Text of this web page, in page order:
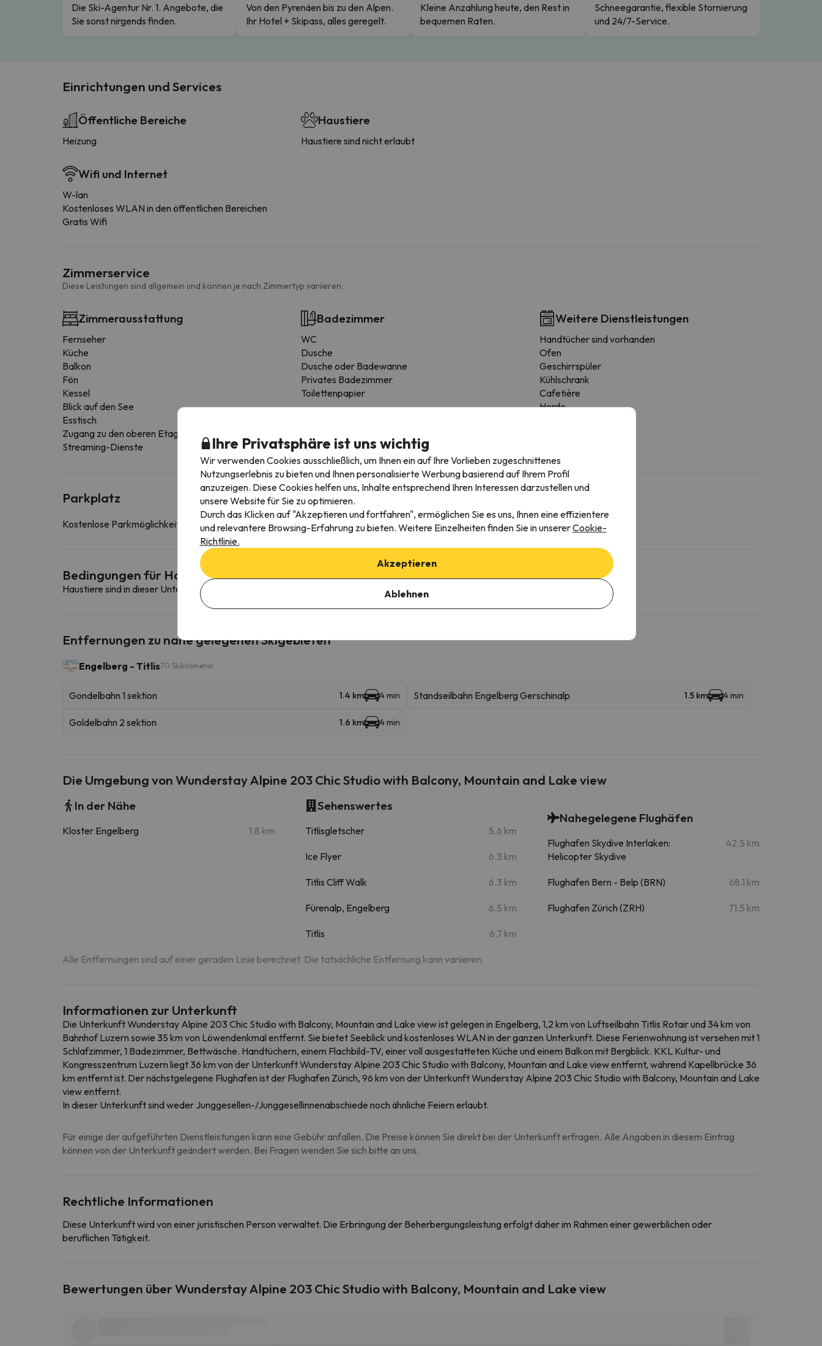
Die Ski-Agentur Nr. 1. Angebote, die
Sie sonst nirgends finden.
Von den Pyrenäen bis zu den Alpen.
Ihr Hotel + Skipass, alles geregelt.
Kleine Anzahlung heute, den Rest in
bequemen Raten.
Schneegarantie, flexible Stornierung
und 24/7-Service.
Einrichtungen und Services
Öffentliche Bereiche
Heizung
Wifi und Internet
W-lan
Kostenloses WLAN in den öffentlichen Bereichen
Gratis Wifi
Haustiere
Haustiere sind nicht erlaubt
Zimmerservice
Diese Leistungen sind allgemein und können je nach Zimmertyp variieren.
Zimmerausstattung
Fernseher
Küche
Balkon
Fön
Kessel
Blick auf den See
Esstisch
Zugang zu den oberen Etagen nur über Treppen
Streaming-Dienste
Badezimmer
WC
Dusche
Dusche oder Badewanne
Privates Badezimmer
Toilettenpapier
Weitere Dienstleistungen
Handtücher sind vorhanden
Ofen
Geschirrspüler
Kühlschrank
Cafetière
Herde
Parkplatz
Kostenlose Parkmöglichkeiten in der Nähe der Unterkunft
Bedingungen für Haustiere
Haustiere sind in dieser Unterkunft nicht erlaubt.
Entfernungen zu nahe gelegenen Skigebieten
Engelberg - Titlis70 Skikilometer
Gondelbahn 1 sektion 1.4 km 4 min Standseilbahn Engelberg Gerschinalp 1.5 km 4 min
Goldelbahn 2 sektion 1.6 km 4 min
Die Umgebung von Wunderstay Alpine 203 Chic Studio with Balcony, Mountain and Lake view
In der Nähe
Kloster Engelberg 1.8 km
Sehenswertes
Titlisgletscher 5.6 km
Ice Flyer 6.3 km
Titlis Cliff Walk 6.3 km
Fürenalp, Engelberg 6.5 km
Titlis 6.7 km
Nahegelegene Flughäfen
Flughafen Skydive Interlaken:
Helicopter Skydive
42.5 km
Flughafen Bern - Belp (BRN) 68.1 km
Flughafen Zürich (ZRH) 71.5 km
Alle Entfernungen sind auf einer geraden Linie berechnet. Die tatsächliche Entfernung kann variieren.
Informationen zur Unterkunft
Die Unterkunft Wunderstay Alpine 203 Chic Studio with Balcony, Mountain and Lake view ist gelegen in Engelberg, 1,2 km von Luftseilbahn Titlis Rotair und 34 km von
Bahnhof Luzern sowie 35 km von Löwendenkmal entfernt. Sie bietet Seeblick und kostenloses WLAN in der ganzen Unterkunft. Diese Ferienwohnung ist versehen mit 1
Schlafzimmer, 1 Badezimmer, Bettwäsche. Handtüchern, einem Flachbild-TV, einer voll ausgestatteten Küche und einem Balkon mit Bergblick. KKL Kultur- und
Kongresszentrum Luzern liegt 36 km von der Unterkunft Wunderstay Alpine 203 Chic Studio with Balcony, Mountain and Lake view entfernt, während Kapellbrücke 36
km entfernt ist. Der nächstgelegene Flughafen ist der Flughafen Zürich, 96 km von der Unterkunft Wunderstay Alpine 203 Chic Studio with Balcony, Mountain and Lake
view entfernt.
In dieser Unterkunft sind weder Junggesellen-/Junggesellinnenabschiede noch ähnliche Feiern erlaubt.
Für einige der aufgeführten Dienstleistungen kann eine Gebühr anfallen. Die Preise können Sie direkt bei der Unterkunft erfragen. Alle Angaben in diesem Eintrag
können von der Unterkunft geändert werden. Bei Fragen wenden Sie sich bitte an uns.
Rechtliche Informationen
Diese Unterkunft wird von einer juristischen Person verwaltet. Die Erbringung der Beherbergungsleistung erfolgt daher im Rahmen einer gewerblichen oder
beruflichen Tätigkeit.
Bewertungen über Wunderstay Alpine 203 Chic Studio with Balcony, Mountain and Lake view
Ihre Privatsphäre ist uns wichtig
Wir verwenden Cookies ausschließlich, um Ihnen ein auf Ihre Vorlieben zugeschnittenes
Nutzungserlebnis zu bieten und Ihnen personalisierte Werbung basierend auf Ihrem Profil
anzuzeigen. Diese Cookies helfen uns, Inhalte entsprechend Ihren Interessen darzustellen und
unsere Website für Sie zu optimieren.
Durch das Klicken auf "Akzeptieren und fortfahren", ermöglichen Sie es uns, Ihnen eine effizientere
und relevantere Browsing-Erfahrung zu bieten. Weitere Einzelheiten finden Sie in unsererCookie-
Richtlinie.
Akzeptieren
Ablehnen